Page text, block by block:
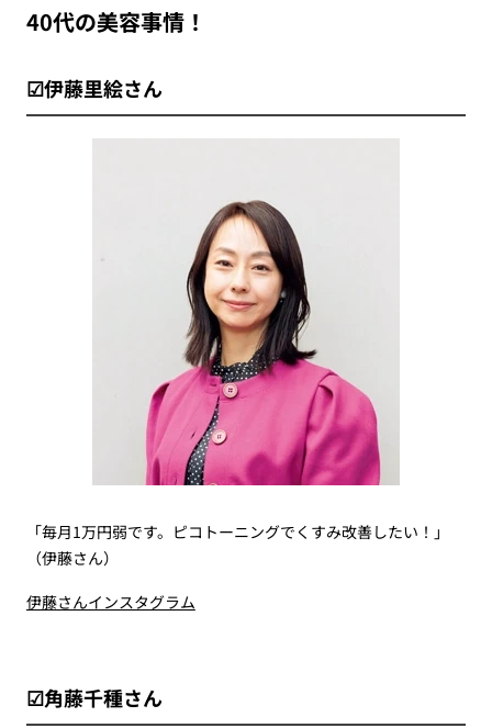
40代の美容事情！
☑伊藤里絵さん
「毎月1万円弱です。ピコトーニングでくすみ改善したい！」
（伊藤さん）
伊藤さんインスタグラム
☑角藤千種さん